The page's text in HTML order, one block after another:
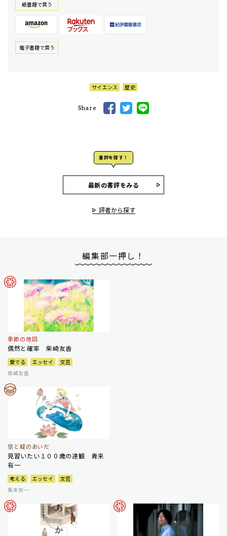
紙書籍で買う
電⼦書籍で買う
サイエンス 歴史
Share
書評を探す！
最新の書評をみる
評者から探す
編集部一押し！
季節の地図
偶然と確率 柴崎友香
愛でる エッセイ
文芸
柴崎友香
信と疑のあいだ
見習いたい１００歳の達観 青来
有一
考える エッセイ
文芸
青来有一